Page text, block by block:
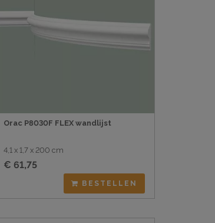
Orac P8030F FLEX wandlijst
4,1 x 1,7 x 200 cm
€ 61,75
BESTELLEN